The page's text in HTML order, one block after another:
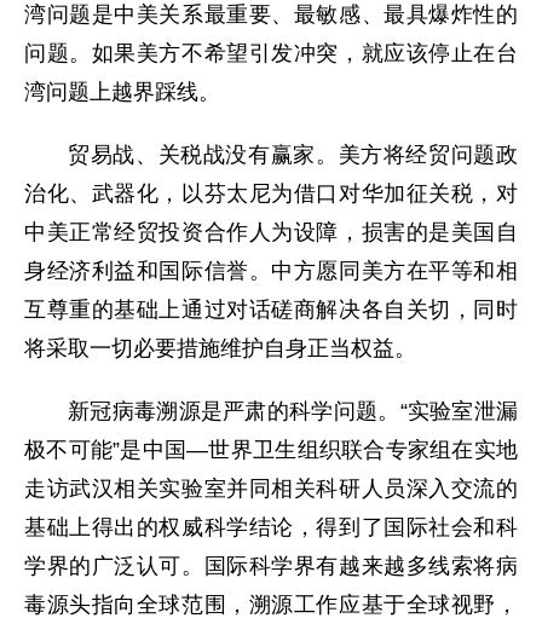
湾问题是中美关系最重要、最敏感、最具爆炸性的
问题。如果美方不希望引发冲突，就应该停止在台
湾问题上越界踩线。
贸易战、关税战没有赢家。美方将经贸问题政
治化、武器化，以芬太尼为借口对华加征关税，对
中美正常经贸投资合作人为设障，损害的是美国自
身经济利益和国际信誉。中方愿同美方在平等和相
互尊重的基础上通过对话磋商解决各自关切，同时
将采取一切必要措施维护自身正当权益。
新冠病毒溯源是严肃的科学问题。“实验室泄漏
极不可能”是中国—世界卫生组织联合专家组在实地
走访武汉相关实验室并同相关科研人员深入交流的
基础上得出的权威科学结论，得到了国际社会和科
学界的广泛认可。国际科学界有越来越多线索将病
毒源头指向全球范围，溯源工作应基于全球视野，